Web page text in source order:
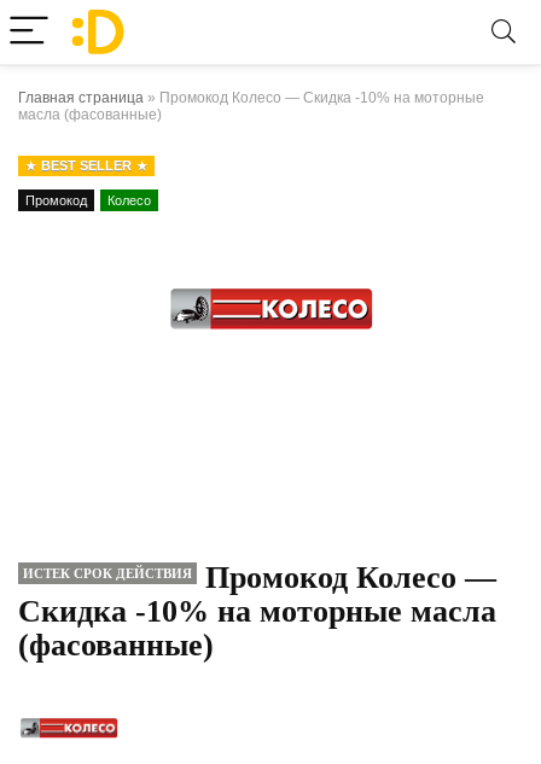
Главная страница » Промокод Колесо — Скидка -10% на моторные
масла (фасованные)
BEST SELLER
Промокод Колесо
ИСТЕК СРОК ДЕЙСТВИЯ
Промокод Колесо —
Скидка -10% на моторные масла
(фасованные)